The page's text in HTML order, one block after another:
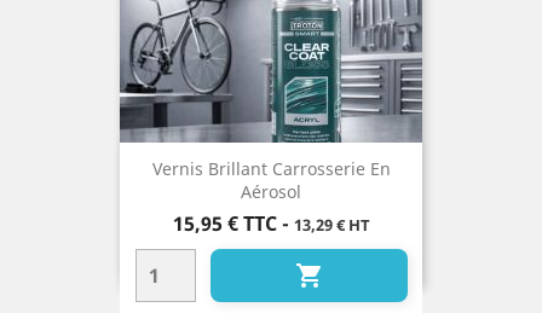
Vernis Brillant Carrosserie En
Aérosol
Prix
15,95 € TTC- 13,29 € HT
